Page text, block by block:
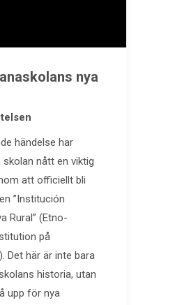
nya
händelse har
skolan nått en viktig
att officiellt bli
”Institución
Rural” (Etno-
på
Det här är inte bara
historia, utan
upp för nya